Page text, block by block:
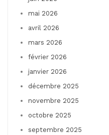
mai 2026
avril 2026
mars 2026
février 2026
janvier 2026
décembre 2025
novembre 2025
octobre 2025
septembre 2025